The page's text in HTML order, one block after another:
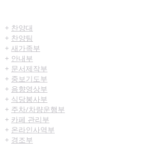
+ 찬양대
+ 찬양팀
+ 새가족부
+ 안내부
+ 문서제작부
+ 중보기도부
+ 음향영상부
+ 식당봉사부
+ 주차/차량운행부
+ 카페 관리부
+ 온라인사역부
+ 경조부